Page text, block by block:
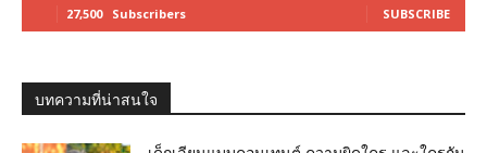
27,500 Subscribers SUBSCRIBE
บทความที่น่าสนใจ